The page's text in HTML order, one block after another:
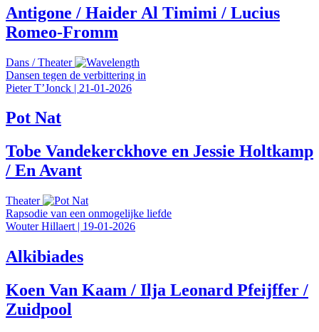
Antigone / Haider Al Timimi / Lucius
Romeo-Fromm
Dans /Theater
Dansen tegen de verbittering in
Pieter T’Jonck | 21-01-2026
Pot Nat
Tobe Vandekerckhove en Jessie Holtkamp
/ En Avant
Theater
Rapsodie van een onmogelijke liefde
Wouter Hillaert | 19-01-2026
Alkibiades
Koen Van Kaam / Ilja Leonard Pfeijffer /
Zuidpool